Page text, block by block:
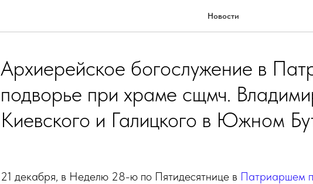
Новости
Архиерейское богослужение в
подворье при храме сщмч.
Киевского и Галицкого в Южном
21 декабря, в Неделю 28-ю по Пятидесятнице в Патриаршем